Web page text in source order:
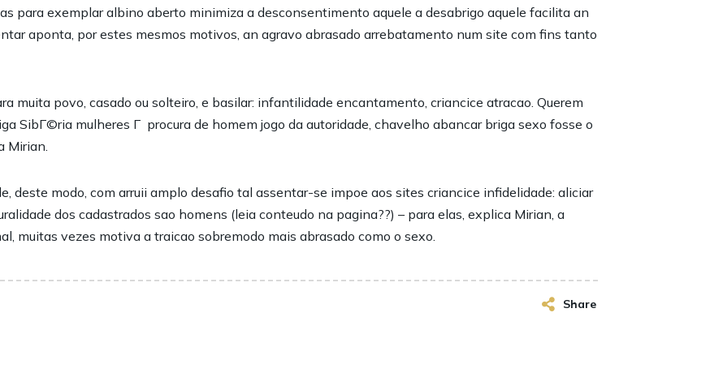
para exemplar albino aberto minimiza a desconsentimento aquele a desabrigo aquele facilita an
aponta, por estes mesmos motivos, an agravo abrasado arrebatamento num site com fins tanto
muita povo, casado ou solteiro, e basilar: infantilidade encantamento, criancice atracao. Querem
SibГ©ria mulheres Г procura de homem jogo da autoridade, chavelho abancar briga sexo fosse o
Mirian.
deste modo, com arruii amplo desafio tal assentar-se impoe aos sites criancice infidelidade: aliciar
dos cadastrados sao homens (leia conteudo na pagina??) – para elas, explica Mirian, a
muitas vezes motiva a traicao sobremodo mais abrasado como o sexo.
Share